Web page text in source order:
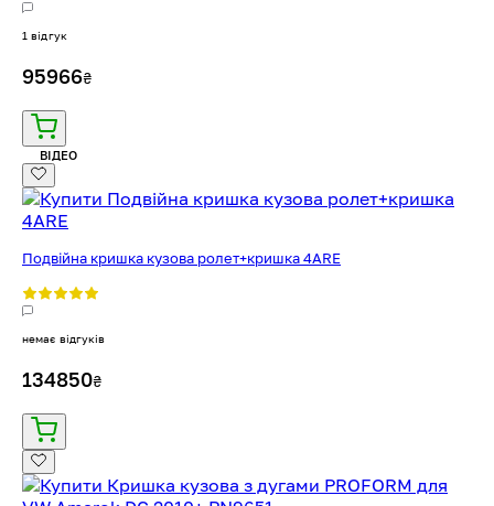
1 відгук
95966₴
ВІДЕО
Подвійна кришка кузова ролет+кришка 4ARE
немає відгуків
134850₴